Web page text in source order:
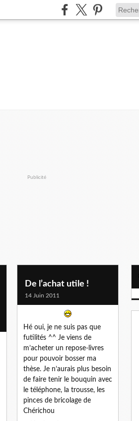
Publicité
De l’achat utile !
14 Juin 2011
Hé oui, je ne suis pas que
futilités ^^ Je viens de
m’acheter un repose-livres
pour pouvoir bosser ma
thèse. Je n’aurais plus besoin
de faire tenir le bouquin avec
le téléphone, la trousse, les
pinces de bricolage de
Chérichou